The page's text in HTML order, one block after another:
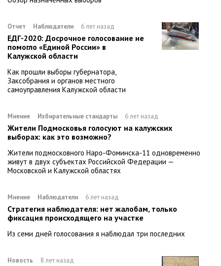
Отчет Наблюдатели 6 лет назад
ЕДГ-2020: Досрочное голосование не
помогло «Единой России» в
Калужской области
Как прошли выборы губернатора,
Заксобрания и органов местного
самоуправления Калужской области
Мнение Избирательные стандарты 6 лет назад
Жители Подмосковья голосуют на калужских
выборах: как это возможно?
Жители подмосковного Наро-Фоминска-11 одновременно
живут в двух субъектах Российской Федерации —
Московской и Калужской областях
Мнение Наблюдатели 6 лет назад
Стратегия наблюдателя: нет жалобам, только
фиксация происходящего на участке
Из семи дней голосования я наблюдал три последних
Новость 8 лет назад